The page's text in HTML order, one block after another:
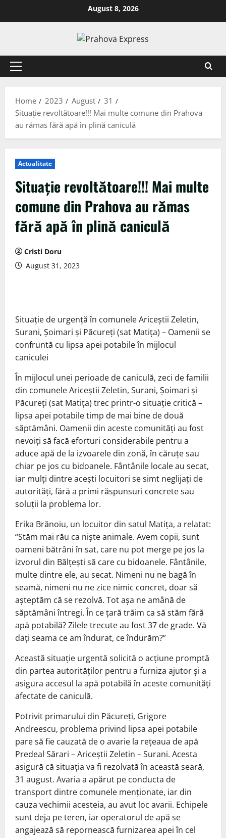
August 8, 2026
Home 2023 August
31
Situație revoltătoare!!! Mai multe comune din Prahova
au rămas fără apă în plină caniculă
Actualitate
Situație revoltătoare!!! Mai multe
comune din Prahova au rămas
fără apă în plină caniculă
Cristi Doru
August 31, 2023
Situație de urgență în comunele Ariceștii Zeletin,
Surani, Șoimari și Păcureți (sat Matița) – Oamenii se
confruntă cu lipsa apei potabile în mijlocul
caniculei
În mijlocul unei perioade de caniculă, zeci de familii
din comunele Ariceștii Zeletin, Surani, Șoimari și
Păcureți (sat Matița) trec printr-o situație critică –
lipsa apei potabile timp de mai bine de două
săptămâni. Oamenii din aceste comunități au fost
nevoiți să facă eforturi considerabile pentru a
aduce apă de la izvoarele din zonă, în căruțe sau
chiar pe jos cu bidoanele. Fântânile locale au secat,
iar mulți dintre acești locuitori se simt neglijați de
autorități, fără a primi răspunsuri concrete sau
soluții la problema lor.
Erika Brănoiu, un locuitor din satul Matița, a relatat:
“Stăm mai rău ca niște animale. Avem copii, sunt
oameni bătrâni în sat, care nu pot merge pe jos la
izvorul din Bălțești să care cu bidoanele. Fântânile,
multe dintre ele, au secat. Nimeni nu ne bagă în
seamă, nimeni nu ne zice nimic concret, doar să
așteptăm că se rezolvă. Tot așa ne amână de
săptămâni întregi. În ce țară trăim ca să stăm fără
apă potabilă? Zilele trecute au fost 37 de grade. Vă
dați seama ce am îndurat, ce îndurăm?”
Această situație urgentă solicită o acțiune promptă
din partea autorităților pentru a furniza ajutor și a
asigura accesul la apă potabilă în aceste comunități
afectate de caniculă.
Potrivit primarului din Păcureți, Grigore
Andreescu, problema privind lipsa apei potabile
pare să fie cauzată de o avarie la rețeaua de apă
Predeal Sărari – Ariceștii Zeletin – Surani. Acesta
asigură că situația va fi rezolvată în această seară,
31 august. Avaria a apărut pe conducta de
transport dintre comunele menționate, iar din
cauza vechimii acesteia, au avut loc avarii. Echipele
sunt deja pe teren, iar operatorul de apă se
angajează să repornească furnizarea apei în cel